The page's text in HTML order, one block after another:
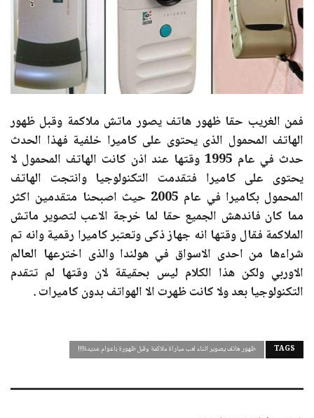
فمن الغريب حقا ظهور هاتف يصور ماتش ملاكمة وقبل ظهور
الهاتف المحمول الذى يحتوى على كاميرا خلفية فهذا الحدث
حدث في عام 1995 وقتها عند اذن كانت الهاتف المحمول لا
يحتوى على كاميرا فتقدمت التكنولوجيا وانتجت الهاتف
المحمول بكاميرا في عام 2005 حيث اصبحنا متقدمين اكثر
مما كان فاندهش الجميع حقا لما خرجة الاعب لتصوير ماتش
الملاكمة فقال وقتها انه جهاز ذكى وتعتبر كاميرا رقمية وانه تم
شراءها من احدى الاسواق في هولندا والذى اخترعها العالم
الاوربي ولكن هذا الكلام ليس بحقيقة لان وقتها لم تتقدم
التكنولوجيا بعد ولا كانت ظهرت الا الهواتف بدون كاميرات .
TAGS ظهور هاتف يصوير اثناء لعب مباراة ملاكمة وقبل ظهورة باعوام عديدة!!!